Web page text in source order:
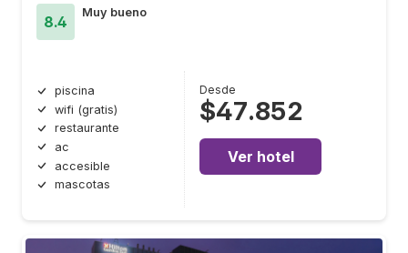
8.4
Muy bueno
piscina
wifi (gratis)
restaurante
ac
accesible
mascotas
Desde
$47.852
Ver hotel